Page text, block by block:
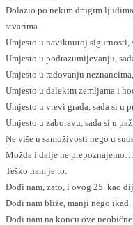
Dolazio po nekim drugim
stvarima.
Umjesto u naviknutoj sigurnosti,
Umjesto u podrazumijevanju,
Umjesto u radovanju
Umjesto u dalekim zemljama i
Umjesto u vrevi grada, sada si u
Umjesto u zaboravu, sada si u
Ne više u samoživosti nego u
Možda i dalje ne prepoznajemo…
Teško nam je to.
Dođi nam, zato, i ovog 25. kao
Dođi nam bliže, manji nego ikad.
Dođi nam na koncu ove